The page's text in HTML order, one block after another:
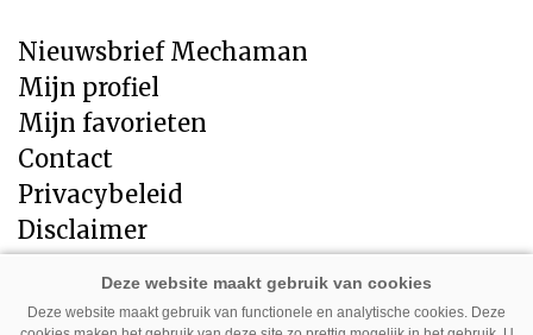
Nieuwsbrief Mechaman
Mijn profiel
Mijn favorieten
Contact
Privacybeleid
Disclaimer
Direct naar
Deze website maakt gebruik van functionele en analytische cookies. Deze